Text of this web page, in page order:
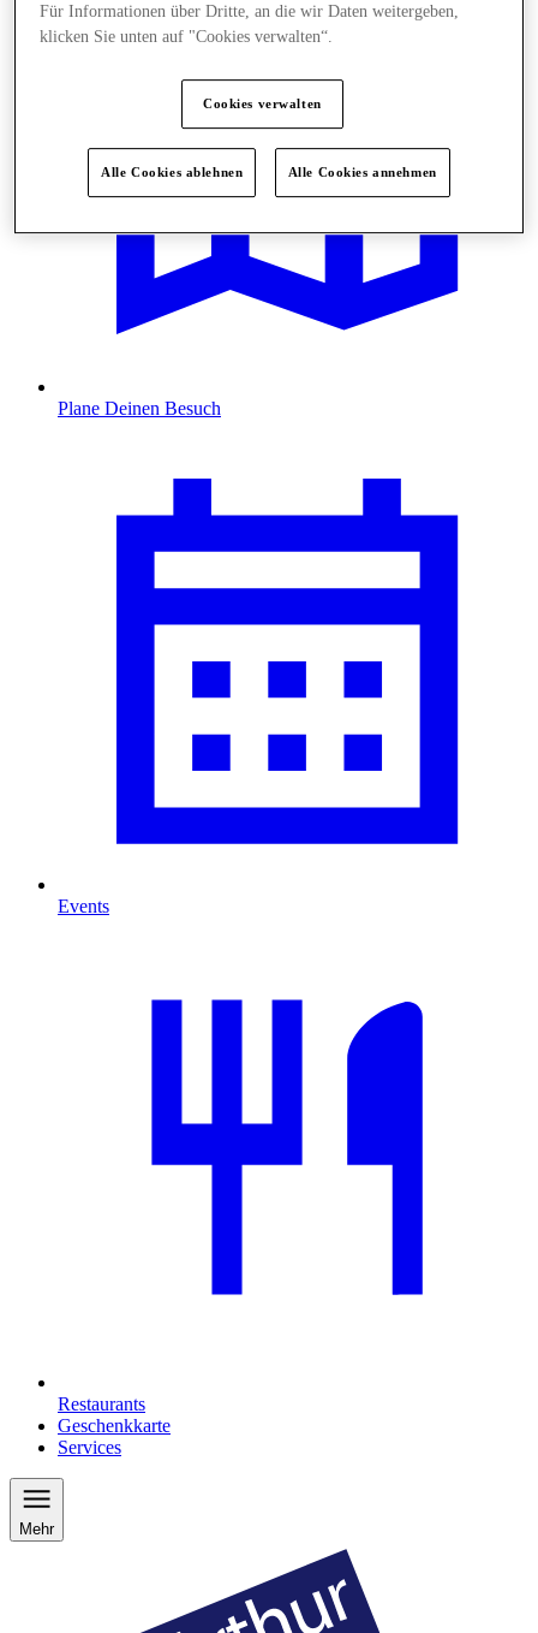
Plane Deinen Besuch
Events
Restaurants
Geschenkkarte
Services
Mehr
Für Informationen über Dritte, an die wir Daten weitergeben,
klicken Sie unten auf "Cookies verwalten“.
Cookies verwalten
Alle Cookies ablehnen Alle Cookies annehmen